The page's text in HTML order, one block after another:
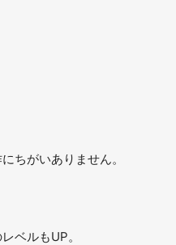
ちがいありません。
ベルもUP。